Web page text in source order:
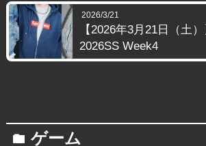
2026/3/21
【2026年3月21日（土
2026SS Week4
folder ゲーム